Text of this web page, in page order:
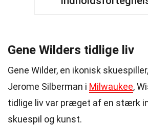
Gene Wilders tidlige liv
Gene Wilder, en ikonisk
Jerome Silberman i Milwaukee,
tidlige liv var præget af en stærk
skuespil og kunst.